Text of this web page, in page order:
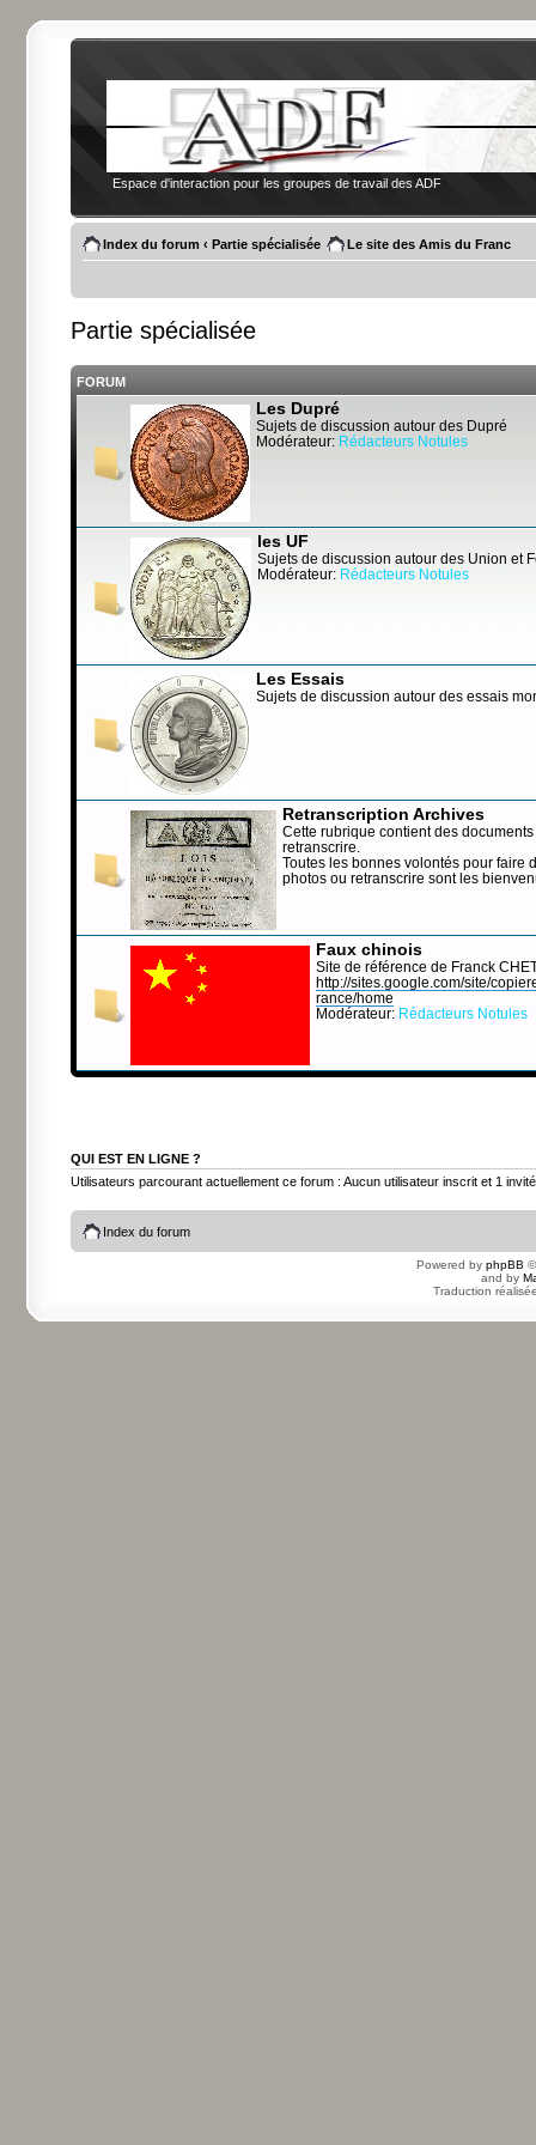
Espace d'interaction pour les groupes de travail des ADF
Index du forum ‹ Partie spécialisée Le site des Amis du Franc
Partie spécialisée
FORUM
Les Dupré
Sujets de discussion autour des Dupré
Modérateur: Rédacteurs Notules
les UF
Sujets de discussion autour des Union et
Modérateur: Rédacteurs Notules
Les Essais
Sujets de discussion autour des essais
Retranscription Archives
Cette rubrique contient des
retranscrire.
Toutes les bonnes volontés pour faire
photos ou retranscrire sont les
Faux chinois
Site de référence de Franck
http://sites.google.com/site/
rance/home
Modérateur: Rédacteurs Notules
QUI EST EN LIGNE ?
Utilisateurs parcourant actuellement ce forum : Aucun utilisateur inscrit et 1 invité
Index du forum
Powered by phpBB
and by
Traduction